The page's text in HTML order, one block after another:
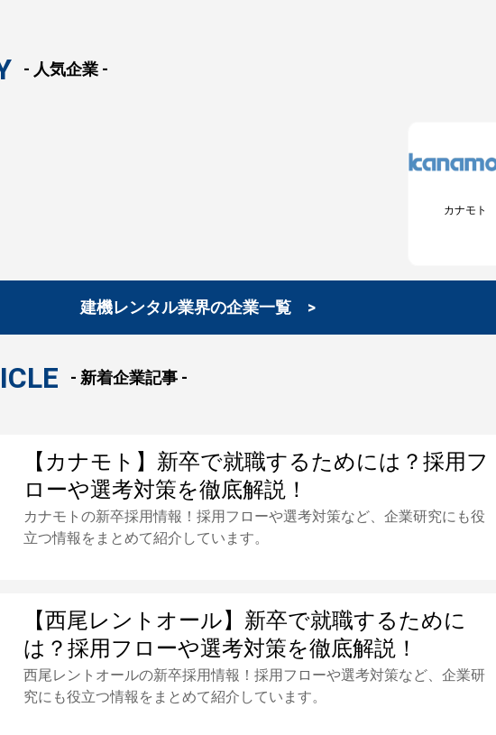
- 人気企業 -
カナモト
建機レンタル業界の企業一覧 >
- 新着企業記事 -
【カナモト】新卒で就職するためには？採用フ
ローや選考対策を徹底解説！
カナモトの新卒採用情報！採用フローや選考対策など、企業研究にも役
立つ情報をまとめて紹介しています。
【西尾レントオール】新卒で就職するために
は？採用フローや選考対策を徹底解説！
西尾レントオールの新卒採用情報！採用フローや選考対策など、企業研
究にも役立つ情報をまとめて紹介しています。